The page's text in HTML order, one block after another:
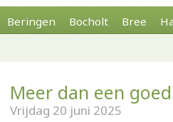
Beringen Bocholt Bree
Meer dan een
Vrijdag 20 juni 2025